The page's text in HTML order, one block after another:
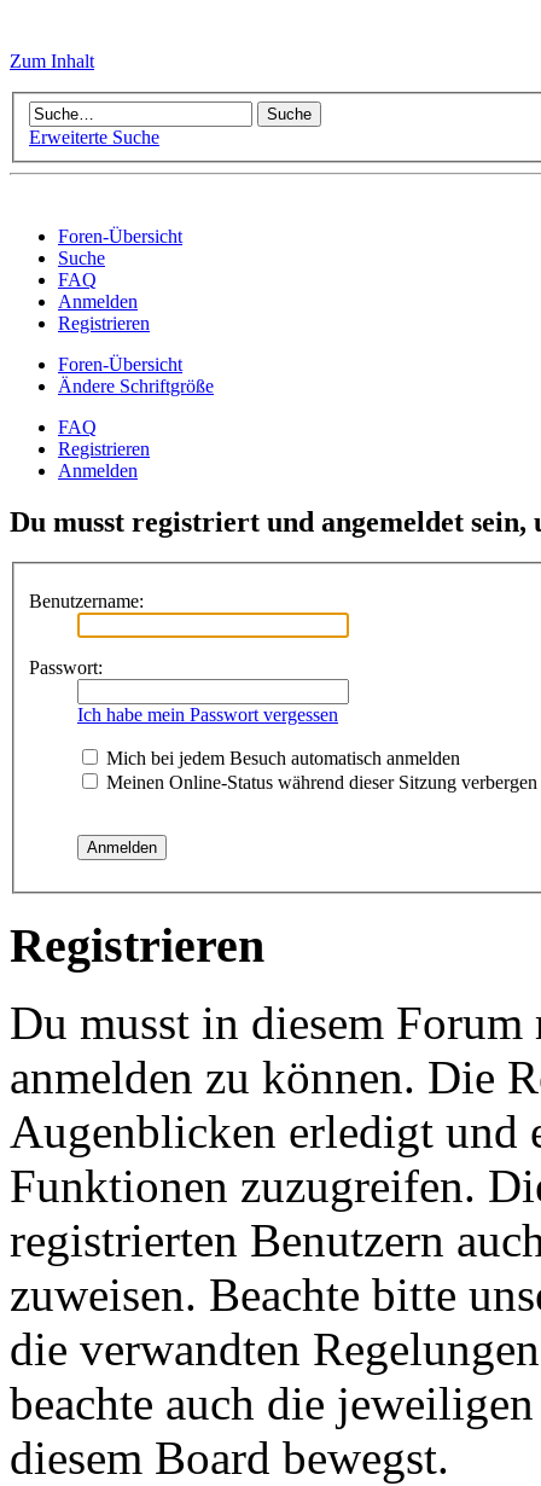
Zum Inhalt
Erweiterte Suche
Foren-Übersicht
Suche
FAQ
Anmelden
Registrieren
Foren-Übersicht
Ändere Schriftgröße
FAQ
Registrieren
Anmelden
Du musst registriert und angemeldet
Benutzername:
Passwort:
Ich habe mein Passwort vergessen
Mich bei jedem Besuch automatisch anmelden
Meinen Online-Status während dieser Sitzung verbergen
Registrieren
Du musst in diesem
anmelden zu können. Die
Augenblicken erledigt und
Funktionen zuzugreifen.
registrierten Benutzern
zuweisen. Beachte bitte
die verwandten
beachte auch die
diesem Board bewegst.